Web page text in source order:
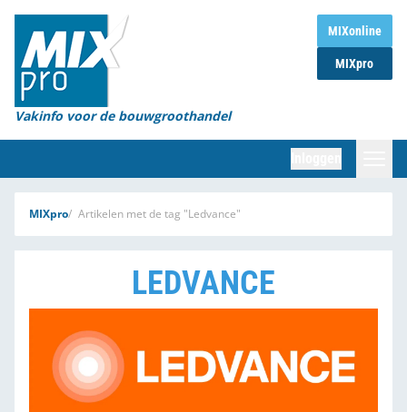
MIXonline
MIXpro
Vakinfo voor de bouwgroothandel
Home
Magazines
Organisaties
Marktcijfers
MIXpro Artikelen met de tag "Ledvance"
LEDVANCE